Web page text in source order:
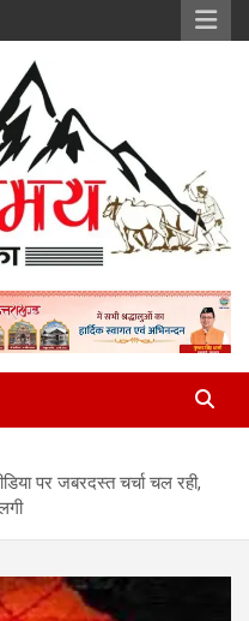
पर जबरदस्त चर्चा चल रही,